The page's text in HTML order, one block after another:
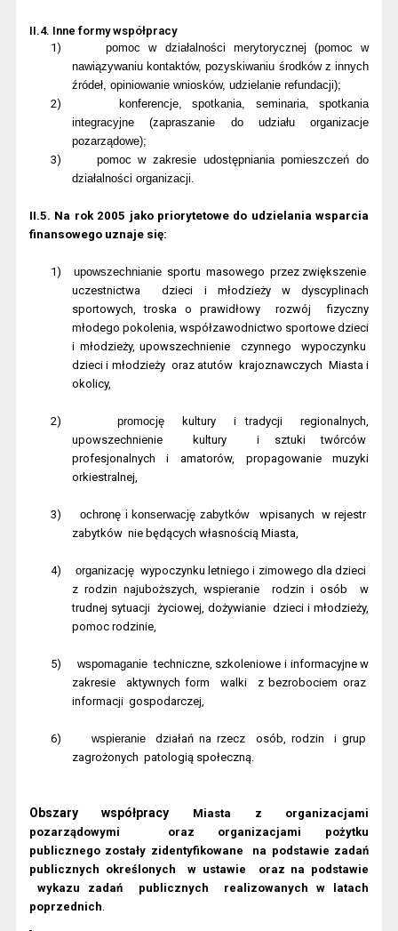
II.4. Inne formy współpracy
1)
pomoc w działalności merytorycznej (pomoc w
nawiązywaniu kontaktów, pozyskiwaniu środków z innych
źródeł, opiniowanie wniosków, udzielanie refundacji);
2)
konferencje, spotkania, seminaria, spotkania
integracyjne (zapraszanie do udziału organizacje
pozarządowe);
3)
pomoc w zakresie udostępniania pomieszczeń do
działalności organizacji.
II.5. Na rok 2005 jako priorytetowe do udzielania wsparcia
finansowego uznaje się:
1) upowszechnianie sportu masowego przez zwiększenie
uczestnictwa
dzieci i młodzieży w dyscyplinach
sportowych, troska o prawidłowy
rozwój
fizyczny
młodego pokolenia, współzawodnictwo sportowe dzieci
i młodzieży, upowszechnienie
czynnego
wypoczynku
dzieci i młodzieży oraz atutów krajoznawczych Miasta i
okolicy,
2) promocję kultury i tradycji
regionalnych,
upowszechnienie
kultury
i sztuki twórców
profesjonalnych i amatorów, propagowanie muzyki
orkiestralnej,
3) ochronę i konserwację zabytków wpisanych
w rejestr
zabytków nie będących własnością Miasta,
4) organizację wypoczynku letniego i zimowego dla dzieci
z rodzin najuboższych, wspieranie
rodzin i osób
w
trudnej sytuacji życiowej, dożywianie dzieci i młodzieży,
pomoc rodzinie,
5) wspomaganie techniczne, szkoleniowe i informacyjne w
zakresie
aktywnych form walki
z bezrobociem oraz
informacji gospodarczej,
6) wspieranie działań na rzecz osób, rodzin
i grup
zagrożonych patologią społeczną.
Obszary współpracy
Miasta z organizacjami
pozarządowymi
oraz organizacjami pożytku
publicznego zostały zidentyfikowane
na podstawie zadań
publicznych określonych
w ustawie
oraz na podstawie
wykazu zadań
publicznych
realizowanych w latach
poprzednich